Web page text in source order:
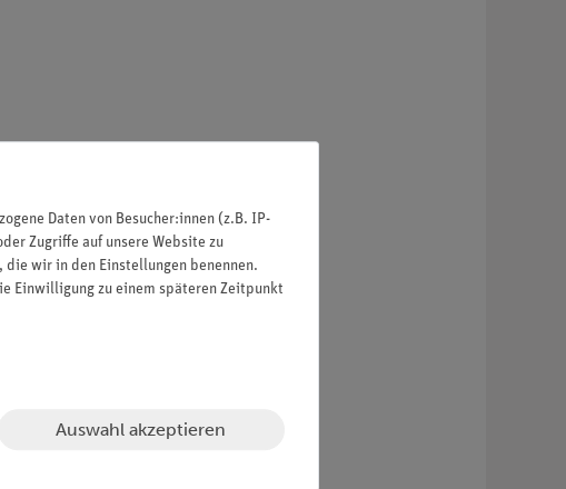
Daten von Besucher:innen (z.B. IP-
Zugriffe auf unsere Website zu
wir in den Einstellungen benennen.
Einwilligung zu einem späteren Zeitpunkt
Auswahl akzeptieren